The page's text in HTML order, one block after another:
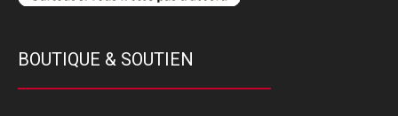
BOUTIQUE & SOUTIEN